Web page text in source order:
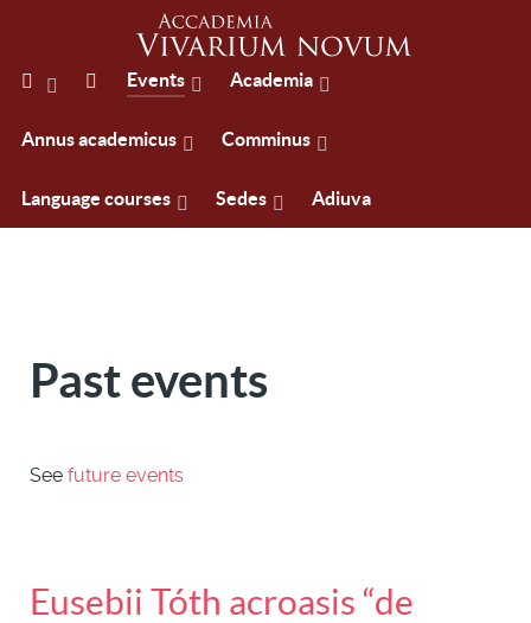
Events Academia
Annus academicus Comminus
Language courses Sedes Adiuva
Past events
See future events
Eusebii Tóth acroasis “de